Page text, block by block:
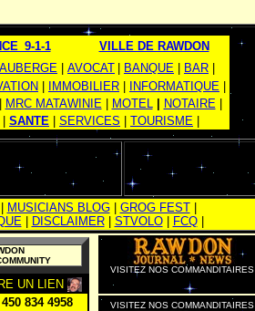
1-1
VILLE DE RAWDON
AUBERGE AVOCAT BANQUE BAR
IMMOBILIER INFORMATIQUE
MRC MATAWINIE| MOTEL NOTAIRE|
SANTE SERVICES TOURISME
MUSICIANS BLOG| GROG FEST|
| DISCLAIMER| STVOLO| FCQ|
UN LIEN
450 834 4958
VISITEZ NOS COMMANDITAIRES
VISITEZ NOS COMMANDITAIRES